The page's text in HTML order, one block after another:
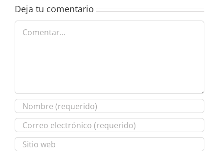
Deja tu comentario
Comentar